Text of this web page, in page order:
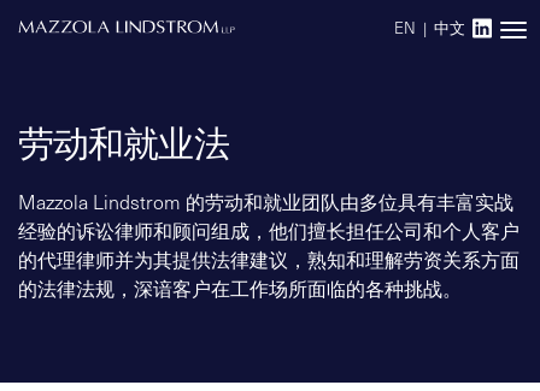
EN | 中文
Main Navigation
劳动和就业法
Mazzola Lindstrom 的劳动和就业团队由多位具有丰富实战
经验的诉讼律师和顾问组成，他们擅长担任公司和个人客户
的代理律师并为其提供法律建议，熟知和理解劳资关系方面
的法律法规，深谙客户在工作场所面临的各种挑战。